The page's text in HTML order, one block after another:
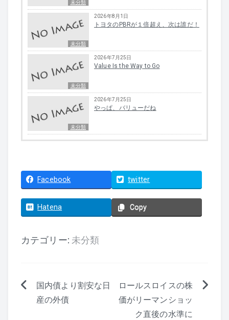
未分類
未分類
2026年8月1日
トヨタのPBRが１倍超え、次は誰だ！
未分類
2026年7月25日
Value Is the Way to Go
未分類
2026年7月25日
やっぱ、バリューだね
Facebook twitter
Hatena Copy
カテゴリー:未分類
投
国内債より割安な日
産の外債
ロールスロイスの株
価がリーマンショッ
ク直後の水準に